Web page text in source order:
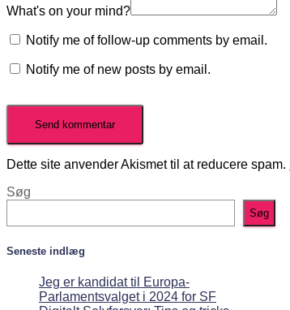
What's on your mind?
Notify me of follow-up comments by email.
Notify me of new posts by email.
Dette site anvender Akismet til at reducere spam.
Søg
Søg
Seneste indlæg
Jeg er kandidat til Europa-
Parlamentsvalget i 2024 for SF